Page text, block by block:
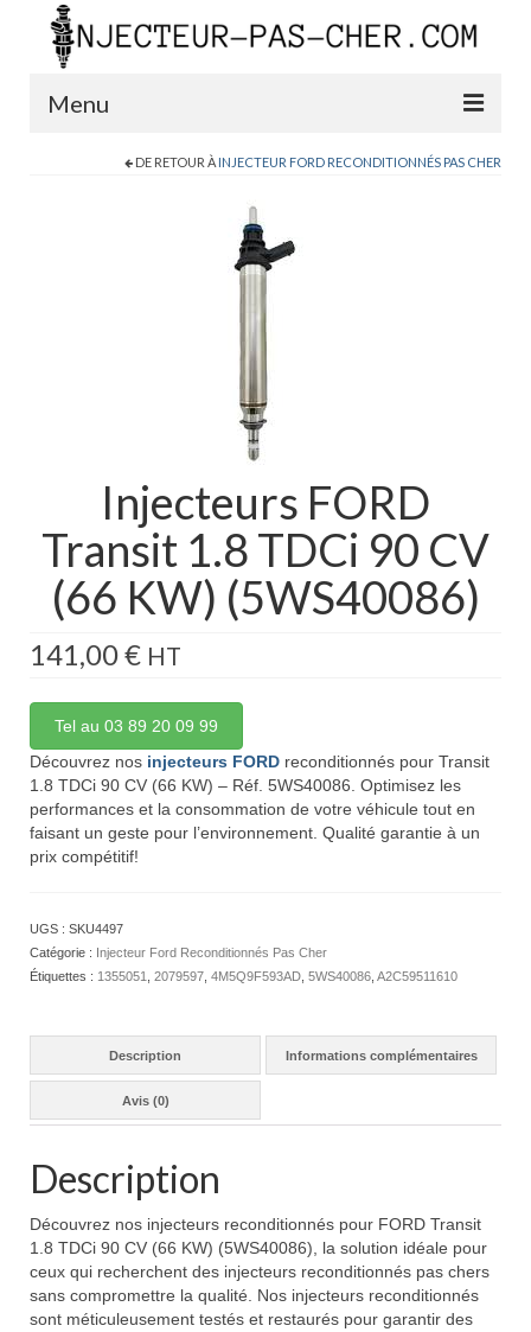
Menu
DE RETOUR À INJECTEUR FORD RECONDITIONNÉS PAS CHER
Injecteurs FORD
Transit 1.8 TDCi 90 CV
(66 KW) (5WS40086)
141,00€ HT
Tel au 03 89 20 09 99
Découvrez nos injecteurs FORD reconditionnés pour Transit
1.8 TDCi 90 CV (66 KW) – Réf. 5WS40086. Optimisez les
performances et la consommation de votre véhicule tout en
faisant un geste pour l’environnement. Qualité garantie à un
prix compétitif!
UGS : SKU4497
Catégorie : Injecteur Ford Reconditionnés Pas Cher
Étiquettes : 1355051 2079597 4M5Q9F593AD 5WS40086 A2C59511610
Description Informations complémentaires
Avis (0)
Description
Découvrez nos injecteurs reconditionnés pour FORD Transit
1.8 TDCi 90 CV (66 KW) (5WS40086), la solution idéale pour
ceux qui recherchent des injecteurs reconditionnés pas chers
sans compromettre la qualité. Nos injecteurs reconditionnés
sont méticuleusement testés et restaurés pour garantir des